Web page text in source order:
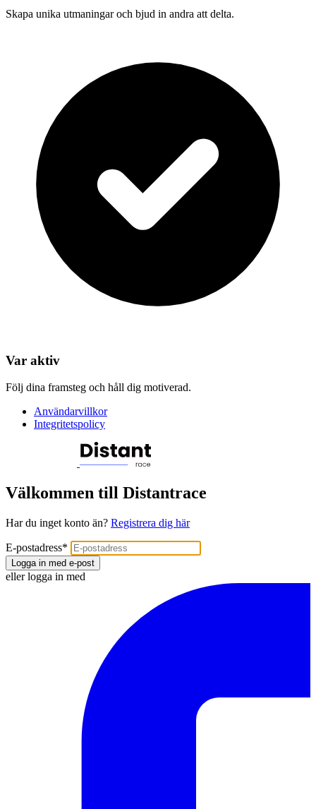
Skapa unika utmaningar och bjud in andra att delta.
Var aktiv
Följ dina framsteg och håll dig motiverad.
Användarvillkor
Integritetspolicy
Välkommen till Distantrace
Har du inget konto än? Registrera dig här
E-postadress*
Logga in med e-post
eller logga in med